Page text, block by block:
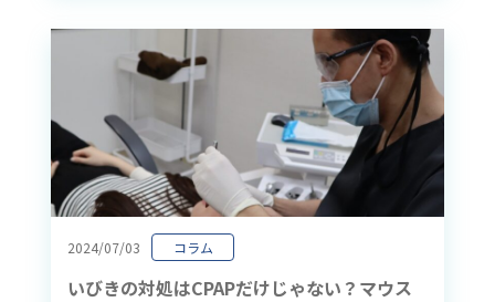
2024/07/03 コラム
いびきの対処はCPAPだけじゃない？マウス